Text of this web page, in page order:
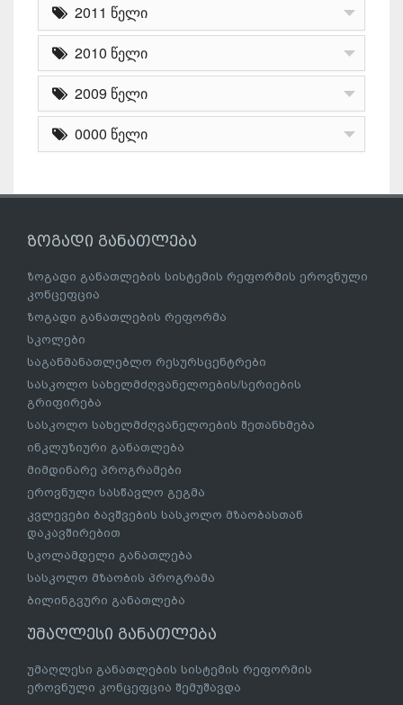
2011 წელი
2010 წელი
2009 წელი
0000 წელი
ზოგადი განათლება
ზოგადი განათლების სისტემის რეფორმის ეროვნული
კონცეფცია
ზოგადი განათლების რეფორმა
სკოლები
საგანმანათლებლო რესურსცენტრები
სასკოლო სახელმძღვანელოების/სერიების
გრიფირება
სასკოლო სახელმძღვანელოების შეთანხმება
ინკლუზიური განათლება
მიმდინარე პროგრამები
ეროვნული სასწავლო გეგმა
კვლევები ბავშვების სასკოლო მზაობასთან
დაკავშირებით
სკოლამდელი განათლება
სასკოლო მზაობის პროგრამა
ბილინგვური განათლება
უმაღლესი განათლება
უმაღლესი განათლების სისტემის რეფორმის
ეროვნული კონცეფცია შემუშავდა